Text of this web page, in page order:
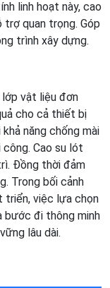
linh hoạt này, cao
quan trọng. Góp
trình xây dựng.
vật liệu đơn
cho cả thiết bị
năng chống mài
công. Cao su lót
Đồng thời đảm
Trong bối cảnh
triển, việc lựa chọn
bước đi thông minh
lâu dài.